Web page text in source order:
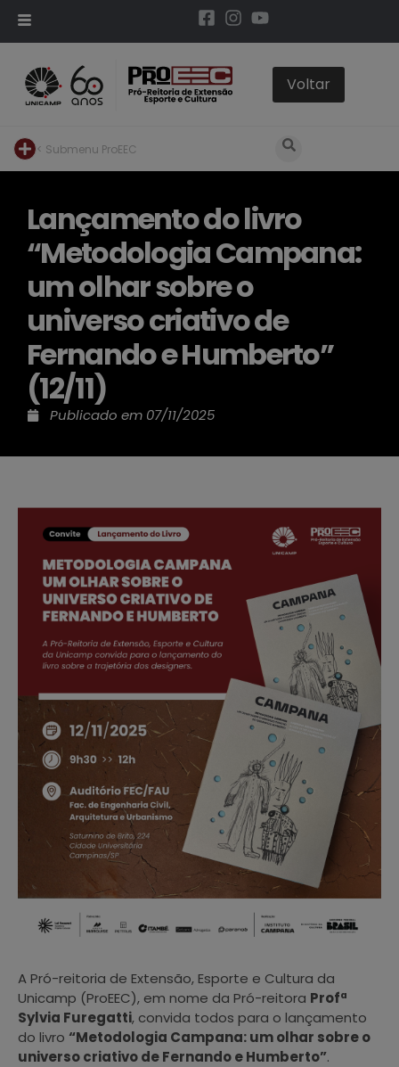
< Submenu ProEEC
Lançamento do livro
“Metodologia Campana:
um olhar sobre o
universo criativo de
Fernando e Humberto”
(12/11)
Publicado em 07/11/2025
A Pró-reitoria de Extensão, Esporte e Cultura da
Unicamp (ProEEC), em nome da Pró-reitora Profª
Sylvia Furegatti, convida todos para o lançamento
do livro “Metodologia Campana: um olhar sobre o
universo criativo de Fernando e Humberto”.